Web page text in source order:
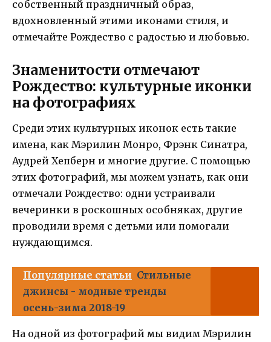
собственный праздничный образ,
вдохновленный этими иконами стиля, и
отмечайте Рождество с радостью и любовью.
Знаменитости отмечают
Рождество: культурные иконки
на фотографиях
Среди этих культурных иконок есть такие
имена, как Мэрилин Монро, Фрэнк Синатра,
Аудрей Хепберн и многие другие. С помощью
этих фотографий, мы можем узнать, как они
отмечали Рождество: одни устраивали
вечеринки в роскошных особняках, другие
проводили время с детьми или помогали
нуждающимся.
Популярные статьи Стильные
джинсы - модные тренды
осень-зима 2018-19
На одной из фотографий мы видим Мэрилин